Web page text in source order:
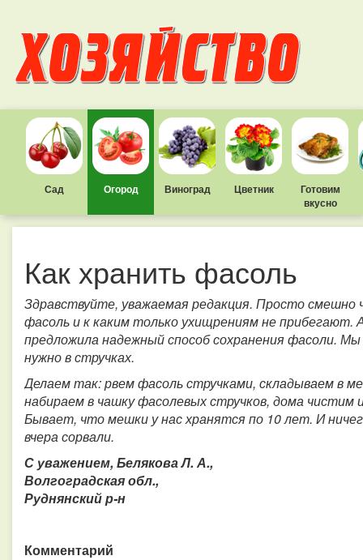
Сад Огород Виноград Цветник
Готовим
вкусно
Как хранить фасоль
Здравствуйте, уважаемая редакция. Просто
фасоль и к каким только ухищрениям не прибегают.
предложила надежный способ сохранения фасоли.
нужно в стручках.
Делаем так: рвем фасоль стручками, складываем в
набираем в чашку фасолевых стручков, дома
Бывает, что мешки у нас хранятся по 10 лет. И
вчера сорвали.
С уважением, Белякова Л. А.,
Волгоградская обл.,
Руднянский р-н
Комментарий